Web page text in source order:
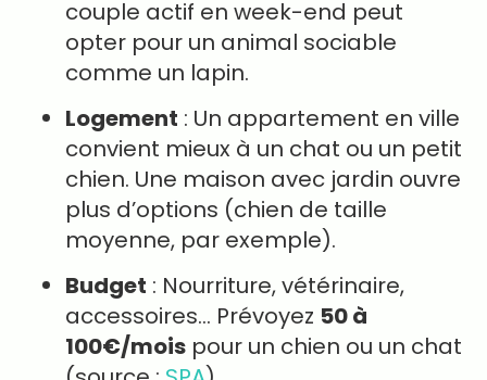
couple actif en week-end peut
opter pour un animal sociable
comme un lapin.
Logement : Un appartement en ville
convient mieux à un chat ou un petit
chien. Une maison avec jardin ouvre
plus d’options (chien de taille
moyenne, par exemple).
Budget : Nourriture, vétérinaire,
accessoires… Prévoyez 50 à
100€/mois pour un chien ou un chat